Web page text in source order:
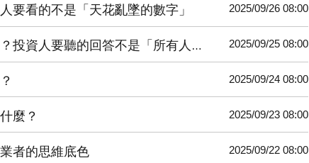
要看的不是「天花亂墜的數字」 2025/09/26 08:00
資人要聽的回答不是「所有人」 2025/09/25 08:00
2025/09/24 08:00
麼？ 2025/09/23 08:00
者的思維底色 2025/09/22 08:00